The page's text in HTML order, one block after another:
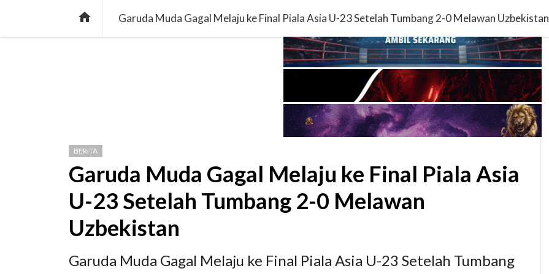
 Garuda Muda Gagal Melaju ke Final Piala Asia U-23 Setelah Tumbang 2-0 Melawan Uzbekistan
BERITA
Garuda Muda Gagal Melaju ke Final Piala Asia
U-23 Setelah Tumbang 2-0 Melawan
Uzbekistan
Garuda Muda Gagal Melaju ke Final Piala Asia U-23 Setelah Tumbang